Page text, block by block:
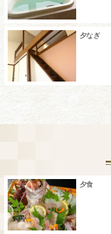
夕なぎ
夕食